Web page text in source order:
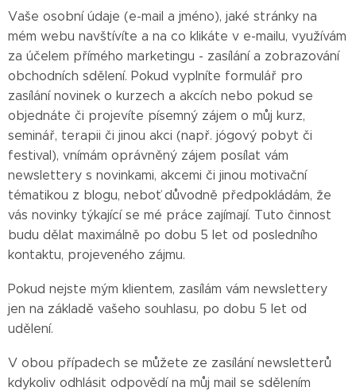
Vaše osobní údaje (e-mail a jméno), jaké stránky na
mém webu navštívíte a na co klikáte v e-mailu, využívám
za účelem přímého marketingu - zasílání a zobrazování
obchodních sdělení. Pokud vyplníte formulář pro
zasílání novinek o kurzech a akcích nebo pokud se
objednáte či projevíte písemný zájem o můj kurz,
seminář, terapii či jinou akci (např. jógový pobyt či
festival), vnímám oprávněný zájem posílat vám
newslettery s novinkami, akcemi či jinou motivační
tématikou z blogu, neboť důvodně předpokládám, že
vás novinky týkající se mé práce zajímají. Tuto činnost
budu dělat maximálně po dobu 5 let od posledního
kontaktu, projeveného zájmu.
Pokud nejste mým klientem, zasílám vám newslettery
jen na základě vašeho souhlasu, po dobu 5 let od
udělení.
V obou případech se můžete ze zasílání newsletterů
kdykoliv odhlásit odpovědí na můj mail se sdělením